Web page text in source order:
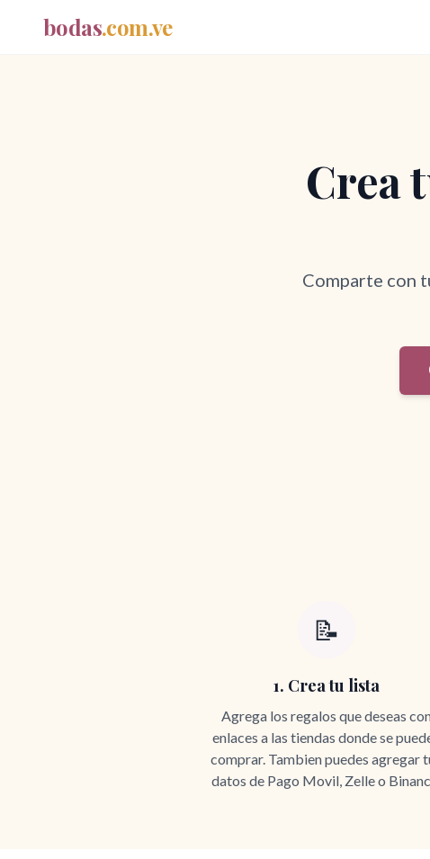
bodas.com.ve
Crea
Comparte con
📝
1. Crea tu lista
Agrega los regalos que deseas
enlaces a las tiendas donde se
comprar. Tambien puedes agregar
datos de Pago Movil, Zelle o